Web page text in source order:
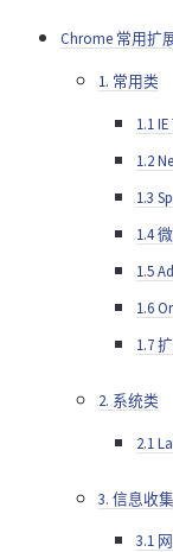
Chrome 常用扩
1. 常用类
1.1 IE
1.2
1.3
1.4
1.5
1.6
1.7
2. 系统类
2.1
3. 信息收集
3.1